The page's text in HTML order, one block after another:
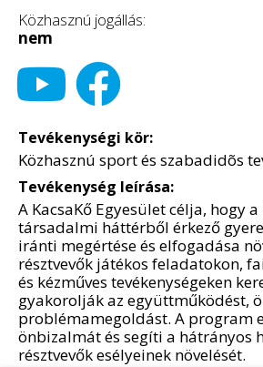
Közhasznú jogállás:
nem
Tevékenységi kör:
Közhasznú sport és szabadidõs
Tevékenység leírása:
A KacsaKő Egyesület célja, hogy
társadalmi háttérből érkező
iránti megértése és elfogadása
résztvevők játékos feladatokon,
és kézműves tevékenységeken
gyakorolják az együttműködést,
problémamegoldást. A program
önbizalmát és segíti a hátrányos
résztvevők esélyeinek növelését.